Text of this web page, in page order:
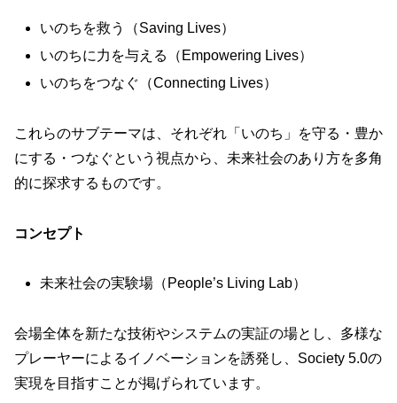
いのちを救う（Saving Lives）
いのちに力を与える（Empowering Lives）
いのちをつなぐ（Connecting Lives）
これらのサブテーマは、それぞれ「いのち」を守る・豊か
にする・つなぐという視点から、未来社会のあり方を多角
的に探求するものです。
コンセプト
未来社会の実験場（People’s Living Lab）
会場全体を新たな技術やシステムの実証の場とし、多様な
プレーヤーによるイノベーションを誘発し、Society 5.0の
実現を目指すことが掲げられています。